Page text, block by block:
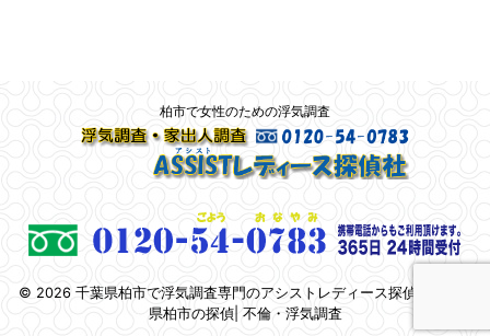
柏市で女性のための浮気調査
© 2026 千葉県柏市で浮気調査専門のアシストレディース探偵社 | 千葉
県柏市の探偵| 不倫・浮気調査